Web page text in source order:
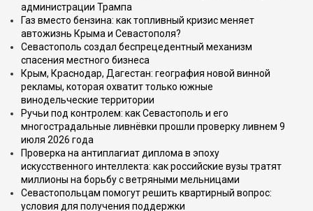
администрации Трампа
Газ вместо бензина: как топливный кризис меняет
автожизнь Крыма и Севастополя?
Севастополь создал беспрецедентный механизм
спасения местного бизнеса
Крым, Краснодар, Дагестан: география новой винной
рекламы, которая охватит только южные
винодельческие территории
Ручьи под контролем: как Севастополь и его
многострадальные ливнёвки прошли проверку ливнем 9
июля 2026 года
Проверка на антиплагиат диплома в эпоху
искусственного интеллекта: как российские вузы тратят
миллионы на борьбу с ветряными мельницами
Севастопольцам помогут решить квартирный вопрос:
условия для получения поддержки